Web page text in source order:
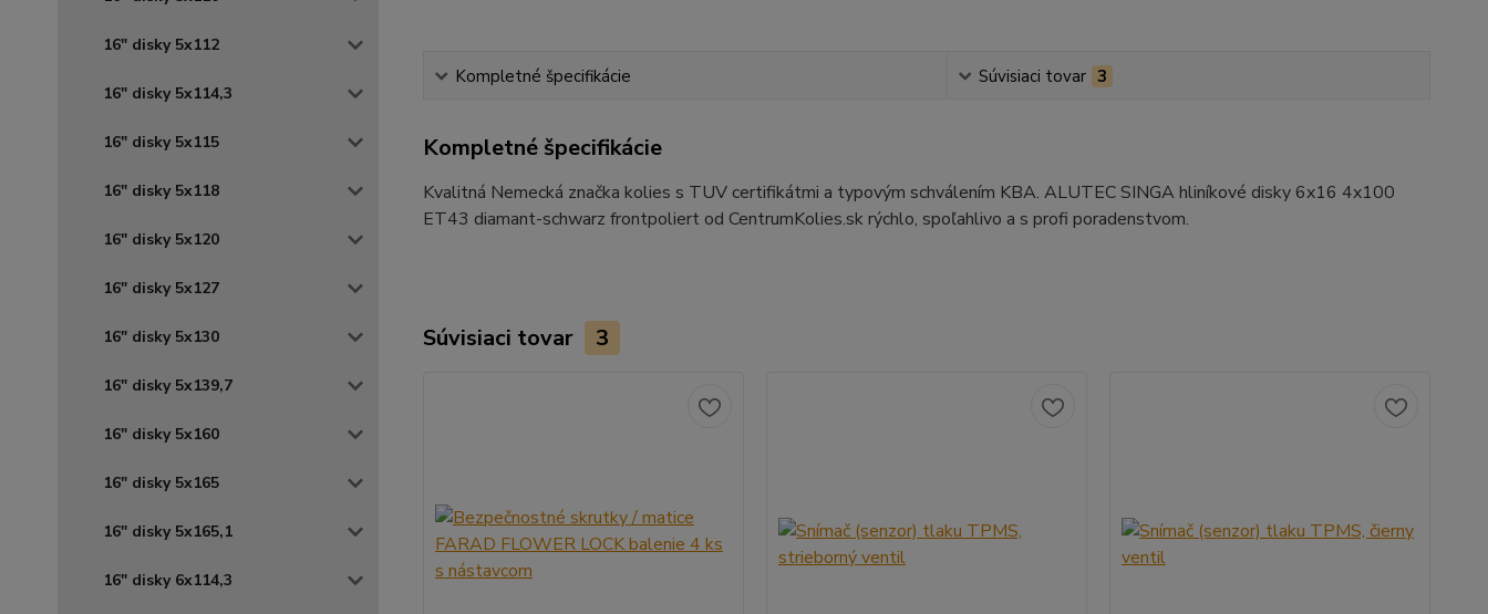
16" disky 5x112
16" disky 5x114,3
16" disky 5x115
16" disky 5x118
16" disky 5x120
16" disky 5x127
16" disky 5x130
16" disky 5x139,7
16" disky 5x160
16" disky 5x165
16" disky 5x165,1
16" disky 6x114,3
Kompletné špecifikácie Súvisiaci tovar 3
Kompletné špecifikácie
Kvalitná Nemecká značka kolies s TUV certifikátmi a typovým schválením KBA. ALUTEC SINGA hliníkové disky 6x16 4x100
ET43 diamant-schwarz frontpoliert od CentrumKolies.sk rýchlo, spoľahlivo a s profi poradenstvom.
Súvisiaci tovar 3